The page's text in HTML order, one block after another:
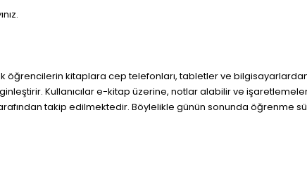
öğrencilerin kitaplara cep telefonları, tabletler ve
Kullanıcılar e-kitap üzerine, notlar alabilir ve
takip edilmektedir. Böylelikle günün sonunda öğrenme